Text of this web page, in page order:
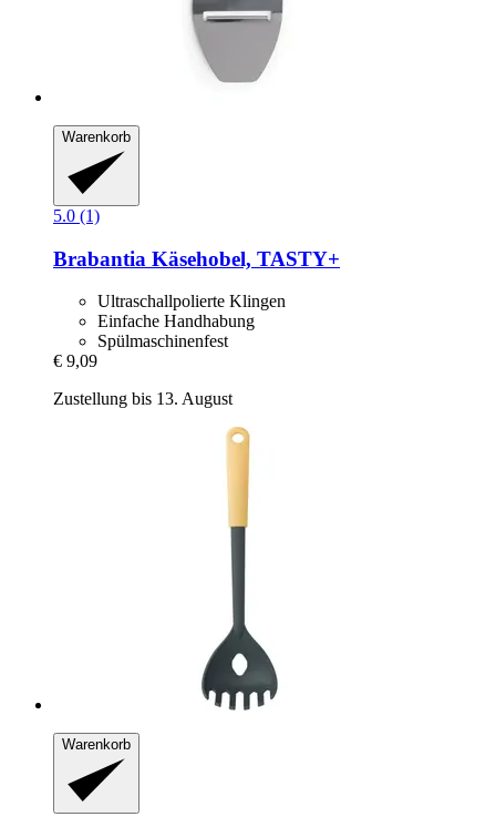
Warenkorb
5.0 (1)
Brabantia Käsehobel, TASTY+
Ultraschallpolierte Klingen
Einfache Handhabung
Spülmaschinenfest
€ 9,09
Zustellung bis 13. August
Warenkorb